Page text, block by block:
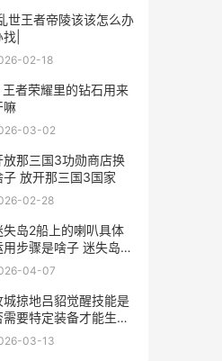
世王者帝陵该该怎么办
|
02-18
者荣耀里的钻石用来
嘛
03-02
放那三国3功勋商店换
子 放开那三国3国家
02-28
失岛2船上的喇叭具体
用步骤是啥子 迷失岛二
目攻略船票
04-07
城掠地吕貂觉醒技能是
需要特定装备才能生效
城掠地吕蒙
03-13